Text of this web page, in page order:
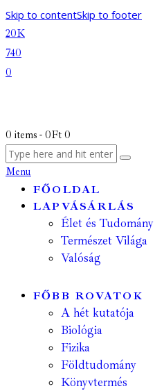
Skip to contentSkip to footer
20K
740
0
0 items - 0Ft 0
Menu
FŐOLDAL
LAPVÁSÁRLÁS
Élet és Tudomány
Természet Világa
Valóság
FŐBB ROVATOK
A hét kutatója
Biológia
Fizika
Földtudomány
Könyvtermés